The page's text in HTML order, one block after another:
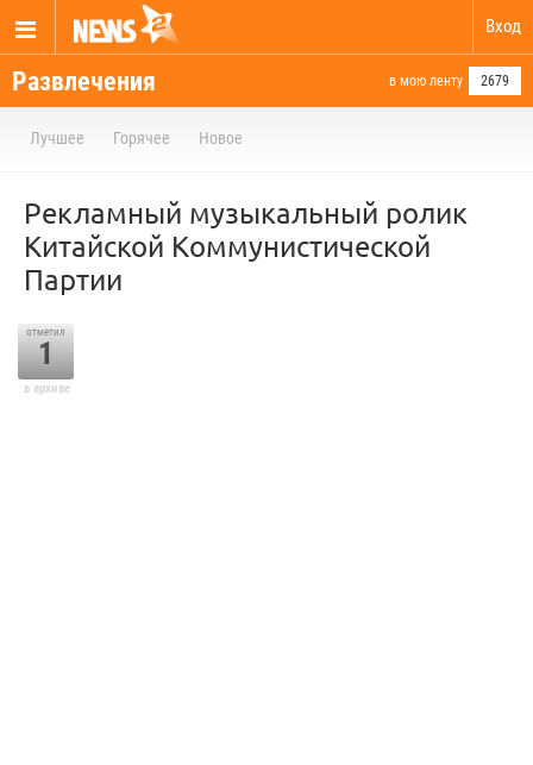
Вход
Развлечения в мою ленту 2679
Лучшее Горячее Новое
Рекламный музыкальный ролик
Китайской Коммунистической
Партии
отметил
1
в архиве